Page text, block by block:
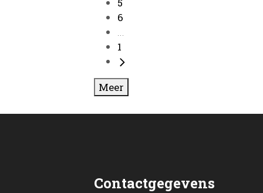
6
...
1
Meer
Contactgegevens